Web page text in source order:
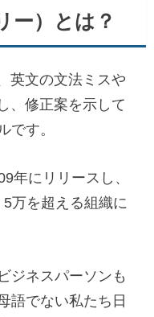
ー）とは？
英文の文法ミスや
、修正案を示して
です。
年にリリースし、
万を超える組織に
ジネスパーソンも
語でない私たち日